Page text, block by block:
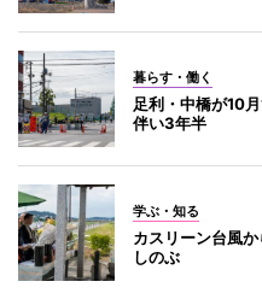
暮らす・働く
足利・中橋が10
伴い3年半
学ぶ・知る
カスリーン台風
しのぶ